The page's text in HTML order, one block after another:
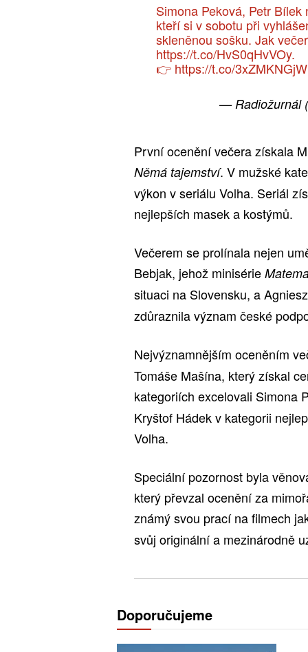
Simona Peková, Petr
kteří si v sobotu při
skleněnou sošku. Jak
https://t.co/HvS0qHvVOy.
👉https://t.co/
— Radiožurnál
První ocenění večera získala
Němá tajemství. V mužské
výkon v seriálu Volha. Seriál
nejlepších masek a kostýmů.
Večerem se prolínala nejen
Bebjak, jehož minisérie
situaci na Slovensku, a
zdůraznila význam české
Nejvýznamnějším oceněním
Tomáše Mašína, který získal
kategoriích excelovali Simona
Kryštof Hádek v kategorii
Volha.
Speciální pozornost byla
který převzal ocenění za
známý svou prací na filmech
svůj originální a mezinárodně
Doporučujeme